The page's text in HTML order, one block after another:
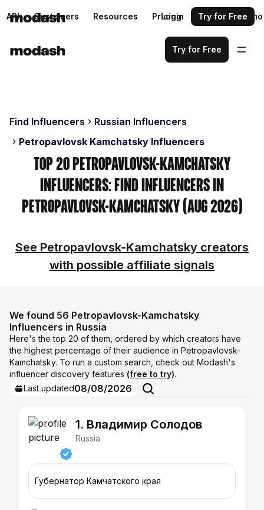
API Customers Resources Pricing Request a demo
Login Try for Free
Try for Free
Find Influencers
Russian Influencers
Petropavlovsk Kamchatsky Influencers
Top 20 Petropavlovsk-Kamchatsky
Influencers: Find Influencers in
Petropavlovsk-Kamchatsky (Aug 2026)
See Petropavlovsk-Kamchatsky creators
with possible affiliate signals
We found 56 Petropavlovsk-Kamchatsky
Influencers in Russia
Here's the top 20 of them, ordered by which creators have
the highest percentage of their audience in Petropavlovsk-
Kamchatsky. To run a custom search, check out Modash's
influencer discovery features (free to try).
Last updated08/08/2026
1. Владимир Солодов
Russia
Губернатор Камчатского края